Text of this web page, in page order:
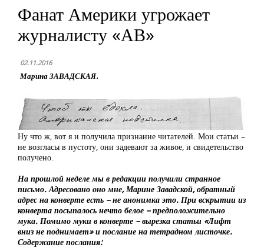
Фанат Америки угрожает
журналисту «АВ»
02.11.2016
Марина ЗАВАДСКАЯ.
Ну что ж, вот я и получила признание читателей. Мои статьи –
не возгласы в пустоту, они задевают за живое, и свидетельство
получено.
На прошлой неделе мы в редакции получили странное
письмо. Адресовано оно мне, Марине Завадской, обратный
адрес на конверте есть – не анонимка это. При вскрытии из
конверта посыпалось нечто белое – предположительно
мука. Помимо муки в конверте – вырезка статьи «Лифт
вниз не поднимает» и послание на тетрадном листочке.
Содержание послания: